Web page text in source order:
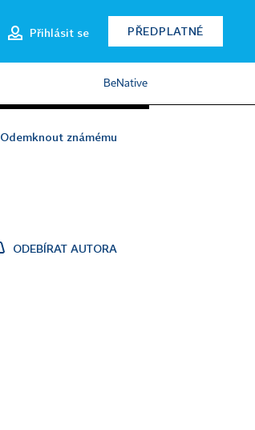
Přihlásit se PŘEDPLATNÉ
BeNative
Odemknout známému
ODEBÍRAT AUTORA